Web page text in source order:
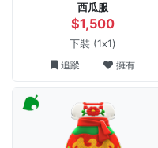
西瓜服
$1,500
下裝 (1x1)
追蹤 擁有